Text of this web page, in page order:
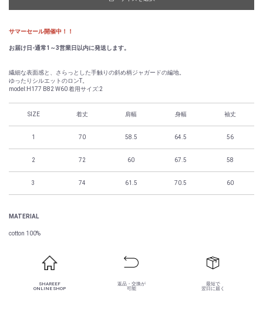
サマーセール開催中！！
お届け日-通常1～3営業日以内に発送します。
繊細な表面感と、さらっとした手触りの斜め柄ジャガードの編地。
ゆったりシルエットのロンT。
model:H177 B82 W60 着用サイズ:2
SIZE 着丈 肩幅 身幅 袖丈
1 70 58.5 64.5 56
2 72 60 67.5 58
3 74 61.5 70.5 60
MATERIAL
cotton 100%
SHAREEF
ONLINE SHOP
返品・交換が
可能
最短で
翌日に届く